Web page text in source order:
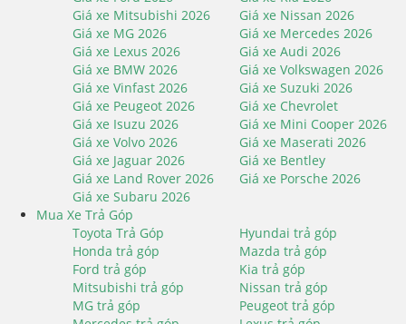
Giá xe Mitsubishi 2026
Giá xe Nissan 2026
Giá xe MG 2026
Giá xe Mercedes 2026
Giá xe Lexus 2026
Giá xe Audi 2026
Giá xe BMW 2026
Giá xe Volkswagen 2026
Giá xe Vinfast 2026
Giá xe Suzuki 2026
Giá xe Peugeot 2026
Giá xe Chevrolet
Giá xe Isuzu 2026
Giá xe Mini Cooper 2026
Giá xe Volvo 2026
Giá xe Maserati 2026
Giá xe Jaguar 2026
Giá xe Bentley
Giá xe Land Rover 2026
Giá xe Porsche 2026
Giá xe Subaru 2026
Mua Xe Trả Góp
Toyota Trả Góp
Hyundai trả góp
Honda trả góp
Mazda trả góp
Ford trả góp
Kia trả góp
Mitsubishi trả góp
Nissan trả góp
MG trả góp
Peugeot trả góp